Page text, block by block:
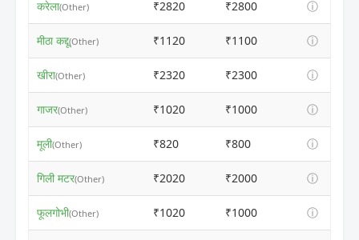
करेला(Other) ₹2820 ₹2800 ⓘ
मीठा कद्दू(Other) ₹1120 ₹1100 ⓘ
खीरा(Other) ₹2320 ₹2300 ⓘ
गाजर(Other) ₹1020 ₹1000 ⓘ
मूली(Other) ₹820 ₹800 ⓘ
गिली मटर(Other) ₹2020 ₹2000 ⓘ
फूलगोभी(Other) ₹1020 ₹1000 ⓘ